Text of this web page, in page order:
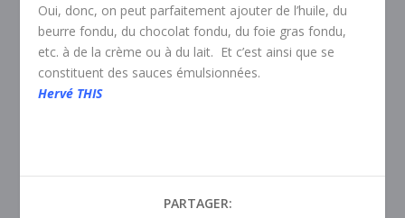
Oui, donc, on peut parfaitement ajouter de l’huile, du
beurre fondu, du chocolat fondu, du foie gras fondu,
etc. à de la crème ou à du lait. Et c’est ainsi que se
constituent des sauces émulsionnées.
Hervé THIS
PARTAGER: